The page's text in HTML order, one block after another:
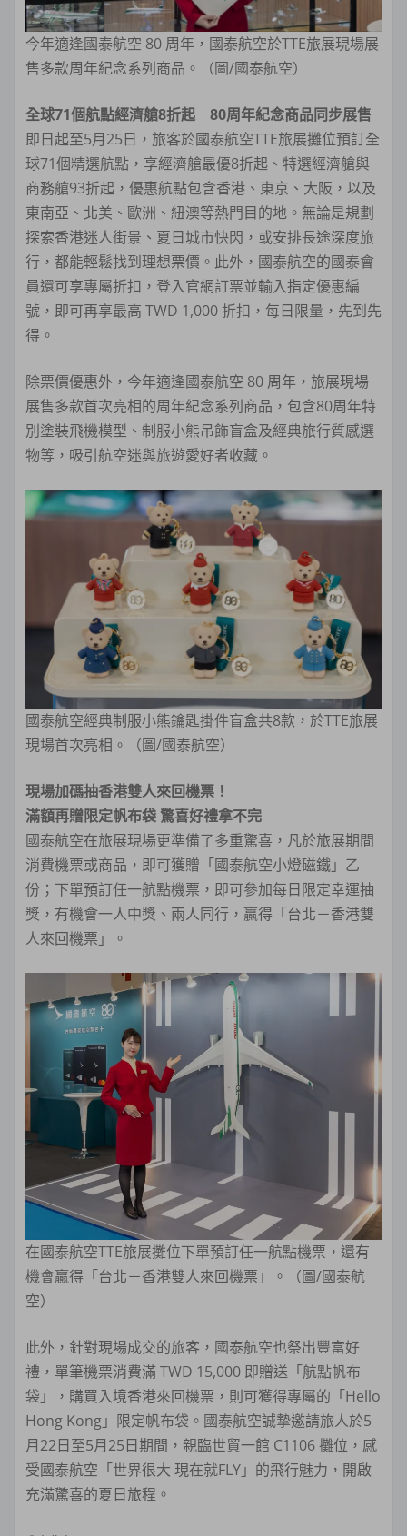
今年適逢國泰航空 80 周年，國泰航空於TTE旅展現場展
售多款周年紀念系列商品。（圖/國泰航空）
全球71個航點經濟艙8折起 80周年紀念商品同步展售
即日起至5月25日，旅客於國泰航空TTE旅展攤位預訂全
球71個精選航點，享經濟艙最優8折起、特選經濟艙與
商務艙93折起，優惠航點包含香港、東京、大阪，以及
東南亞、北美、歐洲、紐澳等熱門目的地。無論是規劃
探索香港迷人街景、夏日城市快閃，或安排長途深度旅
行，都能輕鬆找到理想票價。此外，國泰航空的國泰會
員還可享專屬折扣，登入官網訂票並輸入指定優惠編
號，即可再享最高 TWD 1,000 折扣，每日限量，先到先
得。
除票價優惠外，今年適逢國泰航空 80 周年，旅展現場
展售多款首次亮相的周年紀念系列商品，包含80周年特
別塗裝飛機模型、制服小熊吊飾盲盒及經典旅行質感選
物等，吸引航空迷與旅遊愛好者收藏。
國泰航空經典制服小熊鑰匙掛件盲盒共8款，於TTE旅展
現場首次亮相。（圖/國泰航空）
現場加碼抽香港雙人來回機票！
滿額再贈限定帆布袋 驚喜好禮拿不完
國泰航空在旅展現場更準備了多重驚喜，凡於旅展期間
消費機票或商品，即可獲贈「國泰航空小燈磁鐵」乙
份；下單預訂任一航點機票，即可參加每日限定幸運抽
獎，有機會一人中獎、兩人同行，贏得「台北－香港雙
人來回機票」。
在國泰航空TTE旅展攤位下單預訂任一航點機票，還有
機會贏得「台北－香港雙人來回機票」。（圖/國泰航
空）
此外，針對現場成交的旅客，國泰航空也祭出豐富好
禮，單筆機票消費滿 TWD 15,000 即贈送「航點帆布
袋」，購買入境香港來回機票，則可獲得專屬的「Hello
Hong Kong」限定帆布袋。國泰航空誠摯邀請旅人於5
月22日至5月25日期間，親臨世貿一館 C1106 攤位，感
受國泰航空「世界很大 現在就FLY」的飛行魅力，開啟
充滿驚喜的夏日旅程。